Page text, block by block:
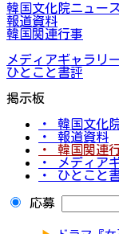
韓国文化院ニュース
報道資料
韓国関連行事
メディアギャラリ
ひとこと書評
掲示板
・ 韓国文化
・ 報道資料
・ 韓国関連
・ メディア
・ ひとこと
応募